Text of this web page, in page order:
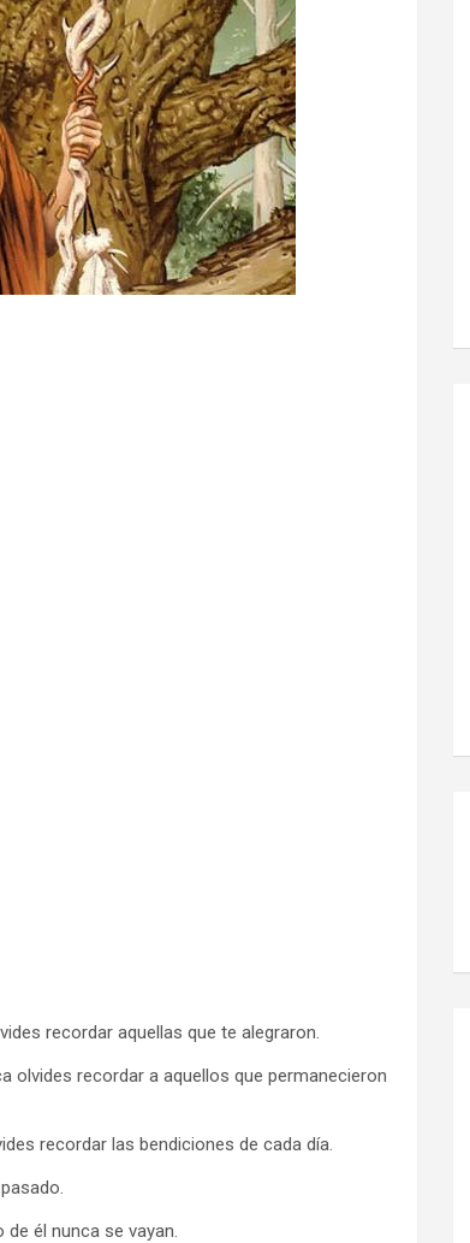
recordar aquellas que te alegraron.
olvides recordar a aquellos que permanecieron
recordar las bendiciones de cada día.
él nunca se vayan.